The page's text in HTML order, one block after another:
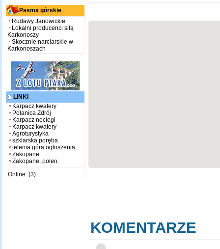
Pasma górskie
Rudawy Janowickie
Lokalni producenci siłą
Karkonoszy
Skocznie narciarskie w
Karkonoszach
LINKI
Karpacz kwatery
Polanica Zdrój
Karpacz noclegi
Karpacz kwatery
Agroturystyka
szklarska poręba
jelenia góra ogłoszenia
Zakopane
Zakopane, polen
Online: (3)
KOMENTARZE